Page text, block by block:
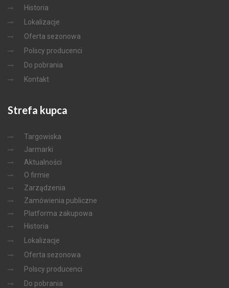
Historia
Lokalizacje
Oferta sezonowa
Polscy producenci
Do pobrania
Kontakt
Strefa kupca
Targowiska
Jarmarki
Aktualności
O firmie
Zarządzenia
Zamówienia publiczne
Platforma zakupowa
Historia
Lokalizacje
Oferta sezonowa
Polscy producenci
Do pobrania